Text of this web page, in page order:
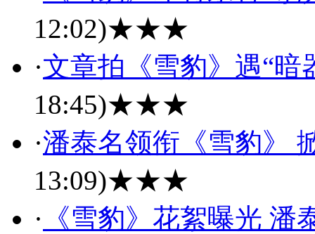
12:02)★★★
·文章拍《雪豹》遇“暗
18:45)★★★
·潘泰名领衔《雪豹》
13:09)★★★
· 《雪豹》花絮曝光 潘